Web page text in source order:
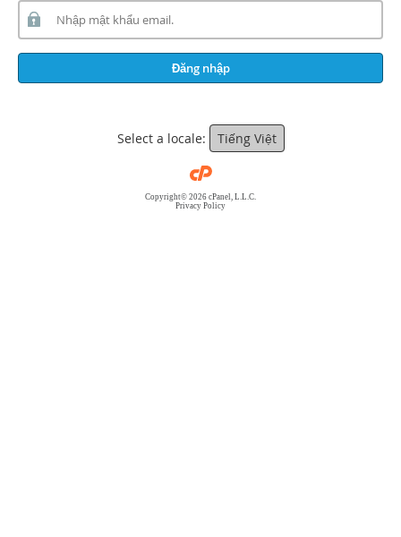
Đăng nhập
Select a locale: Tiếng Việt
Copyright© 2026 cPanel, L.L.C.
Privacy Policy